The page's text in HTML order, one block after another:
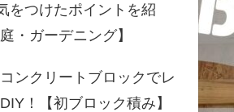
をつけたポイントを紹
・ガーデニング】
ンクリートブロックでレ
！【初ブロック積み】